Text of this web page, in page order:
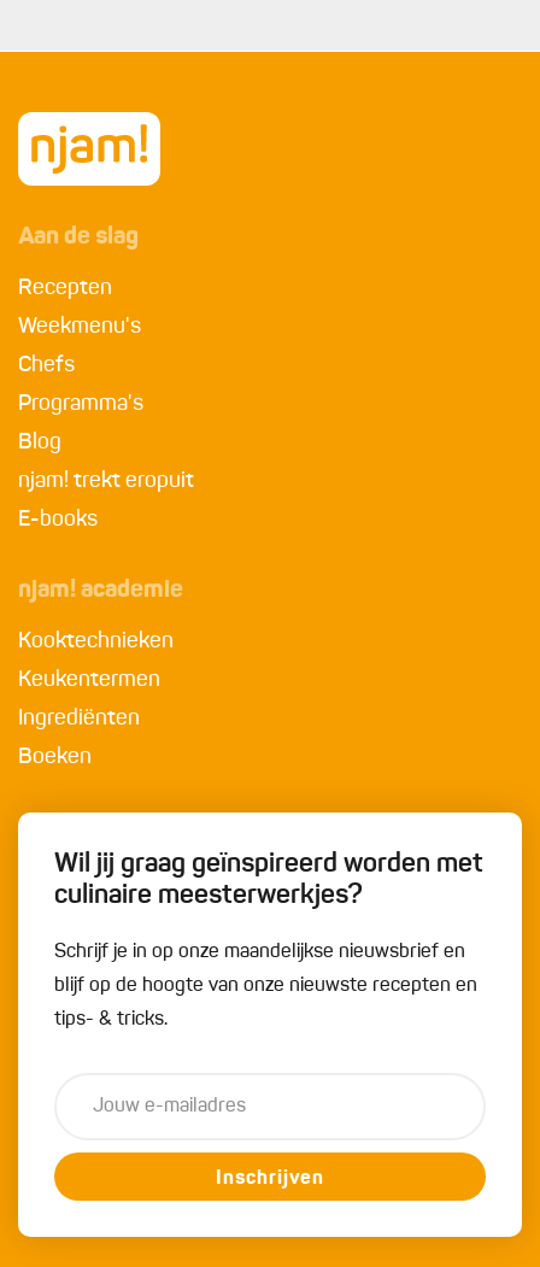
Aan de slag
Recepten
Weekmenu's
Chefs
Programma's
Blog
njam! trekt eropuit
E-books
njam! academie
Kooktechnieken
Keukentermen
Ingrediënten
Boeken
Wil jij graag geïnspireerd worden met
culinaire meesterwerkjes?
Schrijf je in op onze maandelijkse nieuwsbrief en
blijf op de hoogte van onze nieuwste recepten en
tips- & tricks.
Inschrijven